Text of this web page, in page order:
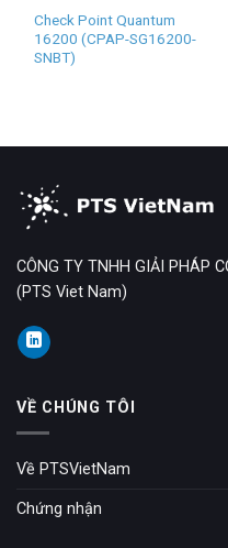
Check Point Quantum
16200 (CPAP-SG16200-
SNBT)
CÔNG TY TNHH GIẢI PHÁP
(PTS Viet Nam)
VỀ CHÚNG TÔI
Về PTSVietNam
Chứng nhận